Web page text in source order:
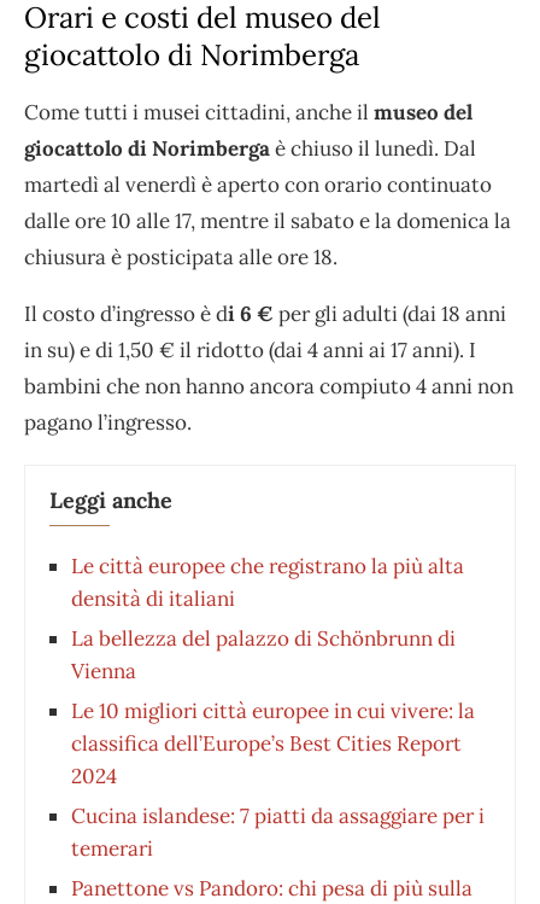
Orari e costi del museo del
giocattolo di Norimberga
Come tutti i musei cittadini, anche il museo del
giocattolo di Norimbergaè chiuso il lunedì. Dal
martedì al venerdì è aperto con orario continuato
dalle ore 10 alle 17, mentre il sabato e la domenica la
chiusura è posticipata alle ore 18.
Il costo d’ingresso è di 6 € per gli adulti (dai 18 anni
in su) e di 1,50 € il ridotto (dai 4 anni ai 17 anni). I
bambini che non hanno ancora compiuto 4 anni non
pagano l’ingresso.
Leggi anche
Le città europee che registrano la più alta
densità di italiani
La bellezza del palazzo di Schönbrunn di
Vienna
Le 10 migliori città europee in cui vivere: la
classifica dell’Europe’s Best Cities Report
2024
Cucina islandese: 7 piatti da assaggiare per i
temerari
Panettone vs Pandoro: chi pesa di più sulla